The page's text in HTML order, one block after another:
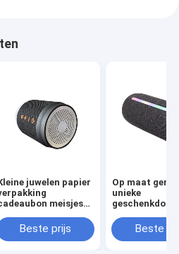
juwelen papier
meisjes
Beste prijs
Op maat
unieke
geschenkdoos
Verpakking
Beste